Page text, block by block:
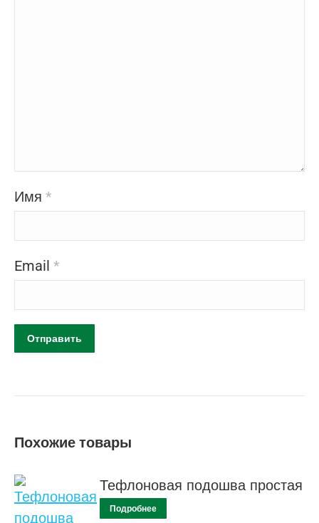
Имя *
Email *
Похожие товары
Тефлоновая подошва простая
Подробнее